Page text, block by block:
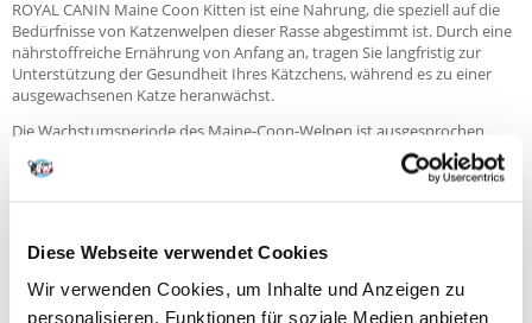
Diese Webseite verwendet Cookies
Wir verwenden Cookies, um Inhalte und Anzeigen zu
personalisieren, Funktionen für soziale Medien anbieten
ROYAL CANIN Maine Coon Kitten ist eine Nahrung, die speziell auf die
Bedürfnisse von Katzenwelpen dieser Rasse abgestimmt ist. Durch eine
nährstoffreiche Ernährung von Anfang an, tragen Sie langfristig zur
Unterstützung der Gesundheit Ihres Kätzchens, während es zu einer
ausgewachsenen Katze heranwächst.
Die Wachstumsperiode des Maine-Coon-Welpen ist ausgesprochen
lang. Sie legt den Grundstein für die spätere rassetypische und breite
Statur. Deshalb hat ROYAL CANIN Maine Coon Kitten Futter einen
Entwicklungsphase befindet, ist es noch nicht voll ausgereift. Kätzchen
benötigen eine Ernährung mit hochwertigem Protein zur Unterstützung